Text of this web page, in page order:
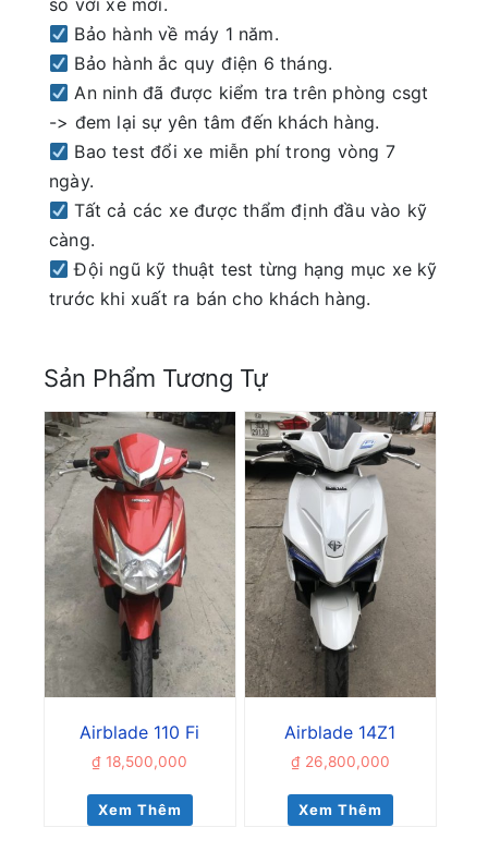
so với xe mới.
Bảo hành về máy 1 năm.
Bảo hành ắc quy điện 6 tháng.
An ninh đã được kiểm tra trên phòng csgt
-> đem lại sự yên tâm đến khách hàng.
Bao test đổi xe miễn phí trong vòng 7
ngày.
Tất cả các xe được thẩm định đầu vào kỹ
càng.
Đội ngũ kỹ thuật test từng hạng mục xe kỹ
trước khi xuất ra bán cho khách hàng.
Sản Phẩm Tương Tự
Airblade 110 Fi
₫ 18,500,000
Xem Thêm
Airblade 14Z1
₫26,800,000
Xem Thêm